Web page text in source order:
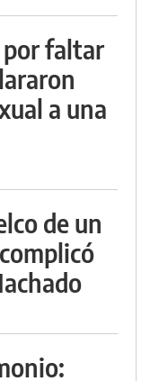
por faltar
a una
de un